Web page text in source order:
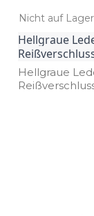
Nicht auf Lager
Hellgraue
Hellgraue